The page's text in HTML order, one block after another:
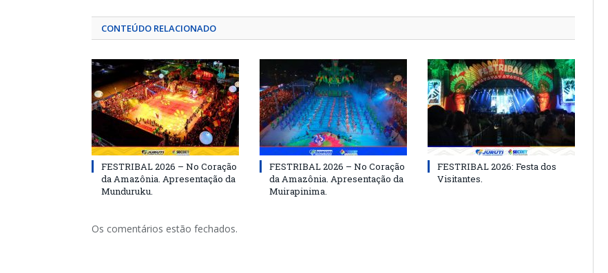
CONTEÚDO RELACIONADO
FESTRIBAL 2026 – No Coração
da Amazônia. Apresentação da
Munduruku.
FESTRIBAL 2026 – No Coração
da Amazônia. Apresentação da
Muirapinima.
FESTRIBAL 2026: Festa dos
Visitantes.
Os comentários estão fechados.